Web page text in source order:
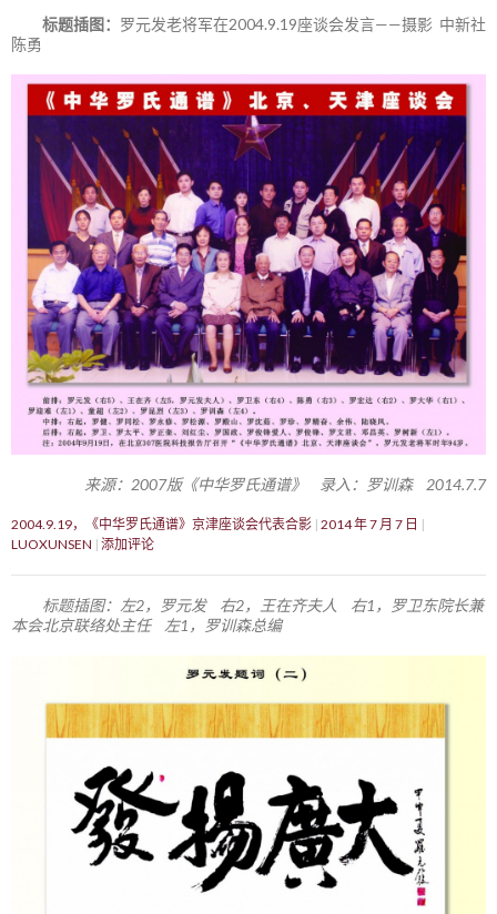
标题插图： 罗元发老将军在2004.9.19座谈会发言——摄影 中新社
陈勇
来源：2007版《中华罗氏通谱》 录入：罗训森 2014.7.7
2004.9.19，《中华罗氏通谱》京津座谈会代表合影 2014 年 7 月 7 日
LUOXUNSEN 添加评论
标题插图：左2，罗元发 右2，王在齐夫人 右1，罗卫东院长兼
本会北京联络处主任 左1，罗训森总编